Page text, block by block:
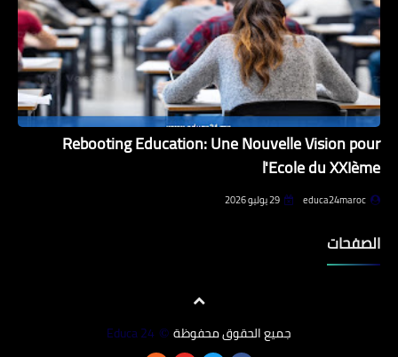
Rebooting Education: Une Nouvelle Vision pour
l'Ecole du XXIème
educa24maroc 29 يوليو 2026
الصفحات
جميع الحقوق محفوظة ©
Educa 24